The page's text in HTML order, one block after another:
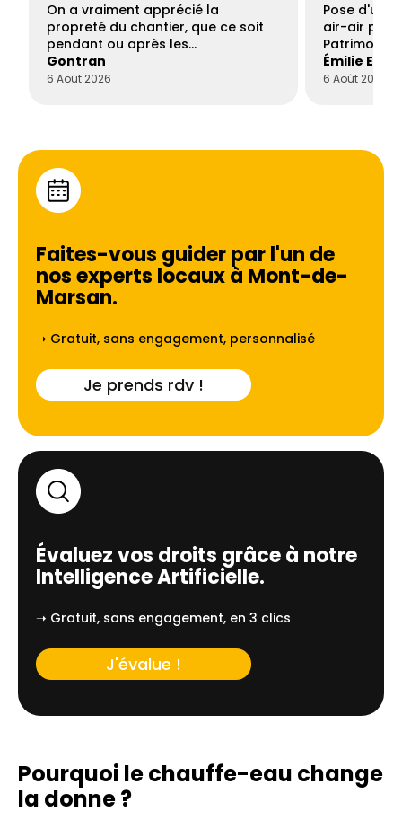
On a vraiment apprécié la
propreté du chantier, que ce soit
pendant ou après les…
Gontran
6 Août 2026
Pose d'une
air-air par
Patrimoine
Émilie
6 Août 2026
Faites-vous guider par l'un de
nos experts locaux à Mont-de-
Marsan.
➝ Gratuit, sans engagement, personnalisé
Je prends rdv !
Évaluez vos droits grâce à notre
Intelligence Artificielle.
➝ Gratuit, sans engagement, en 3 clics
J'évalue !
Pourquoi le chauffe-eau change
la donne ?